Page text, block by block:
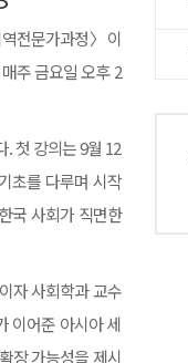
전문가과정〉이
주 금요일 오후 2
첫 강의는 9월 12
초를 다루며 시작
국 사회가 직면한
자 사회학과 교수
이어준 아시아 세
장 가능성을 제시